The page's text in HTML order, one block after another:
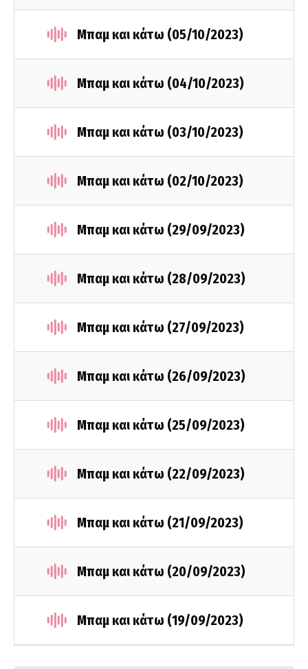
Μπαμ και κάτω (05/10/2023)
Μπαμ και κάτω (04/10/2023)
Μπαμ και κάτω (03/10/2023)
Μπαμ και κάτω (02/10/2023)
Μπαμ και κάτω (29/09/2023)
Μπαμ και κάτω (28/09/2023)
Μπαμ και κάτω (27/09/2023)
Μπαμ και κάτω (26/09/2023)
Μπαμ και κάτω (25/09/2023)
Μπαμ και κάτω (22/09/2023)
Μπαμ και κάτω (21/09/2023)
Μπαμ και κάτω (20/09/2023)
Μπαμ και κάτω (19/09/2023)